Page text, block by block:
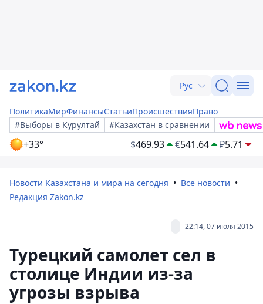
Рус
ПолитикаМирФинансыСтатьиПроисшествияПраво
#Выборы в Курултай
#Казахстан в сравнении
+33° $469.93 €541.64 ₽5.71
Новости Казахстана и мира на сегодня
Все новости
Редакция Zakon.kz
22:14, 07 июля 2015
Турецкий самолет сел в
столице Индии из-за
угрозы взрыва